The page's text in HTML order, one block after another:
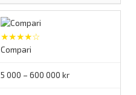
★★★★☆
Compari
5 000 – 600 000 kr